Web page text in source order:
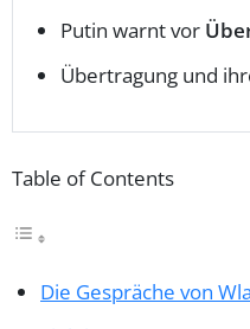
Putin warnt vor
Übertragung und
Table of Contents
Die Gespräche von